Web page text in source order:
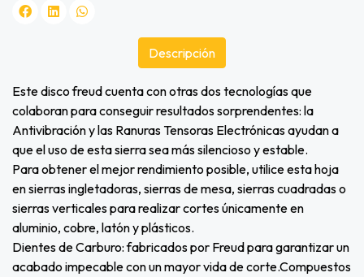
Este disco freud cuenta con otras dos tecnologías que
colaboran para conseguir resultados sorprendentes: la
Antivibración y las Ranuras Tensoras Electrónicas ayudan a
que el uso de esta sierra sea más silencioso y estable.
Para obtener el mejor rendimiento posible, utilice esta hoja
en sierras ingletadoras, sierras de mesa, sierras cuadradas o
sierras verticales para realizar cortes únicamente en
aluminio, cobre, latón y plásticos.
Dientes de Carburo: fabricados por Freud para garantizar un
acabado impecable con un mayor vida de corte.Compuestos
Descripción